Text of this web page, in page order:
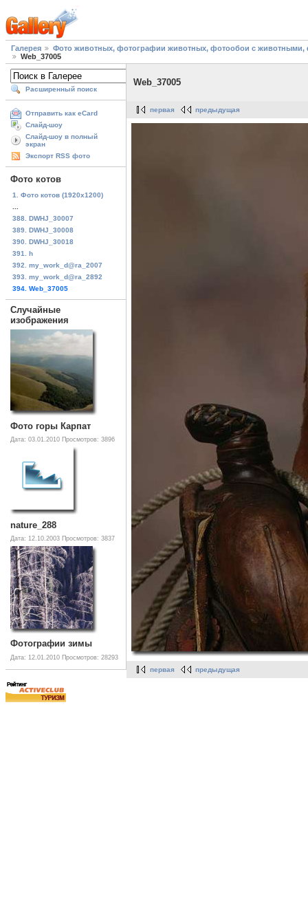
Галерея
Фото животных, фотографии животных, фотообои с
Web_37005
Расширенный поиск
Отправить как eCard
Слайд-шоу
Слайд-шоу в полный
экран
Экспорт RSS фото
Фото котов
1. Фото котов (1920х1200)
388. DWHJ_30007
389. DWHJ_30008
390. DWHJ_30018
391. h
392. my_work_d@ra_2007
393. my_work_d@ra_2892
394. Web_37005
Случайные
изображения
Фото горы Карпат
Дата: 03.01.2010 Просмотров: 3896
nature_288
Дата: 12.10.2003 Просмотров: 3837
Фотографии зимы
Дата: 12.01.2010 Просмотров: 28293
Web_37005
первая предыдущая
первая предыдущая